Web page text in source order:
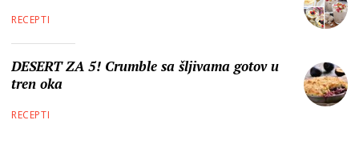
RECEPTI
DESERT ZA 5! Crumble sa šljivama gotov u
tren oka
RECEPTI